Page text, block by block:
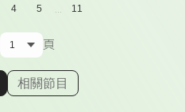
4 5 ... 11
頁
顯示相關單集
相關節目